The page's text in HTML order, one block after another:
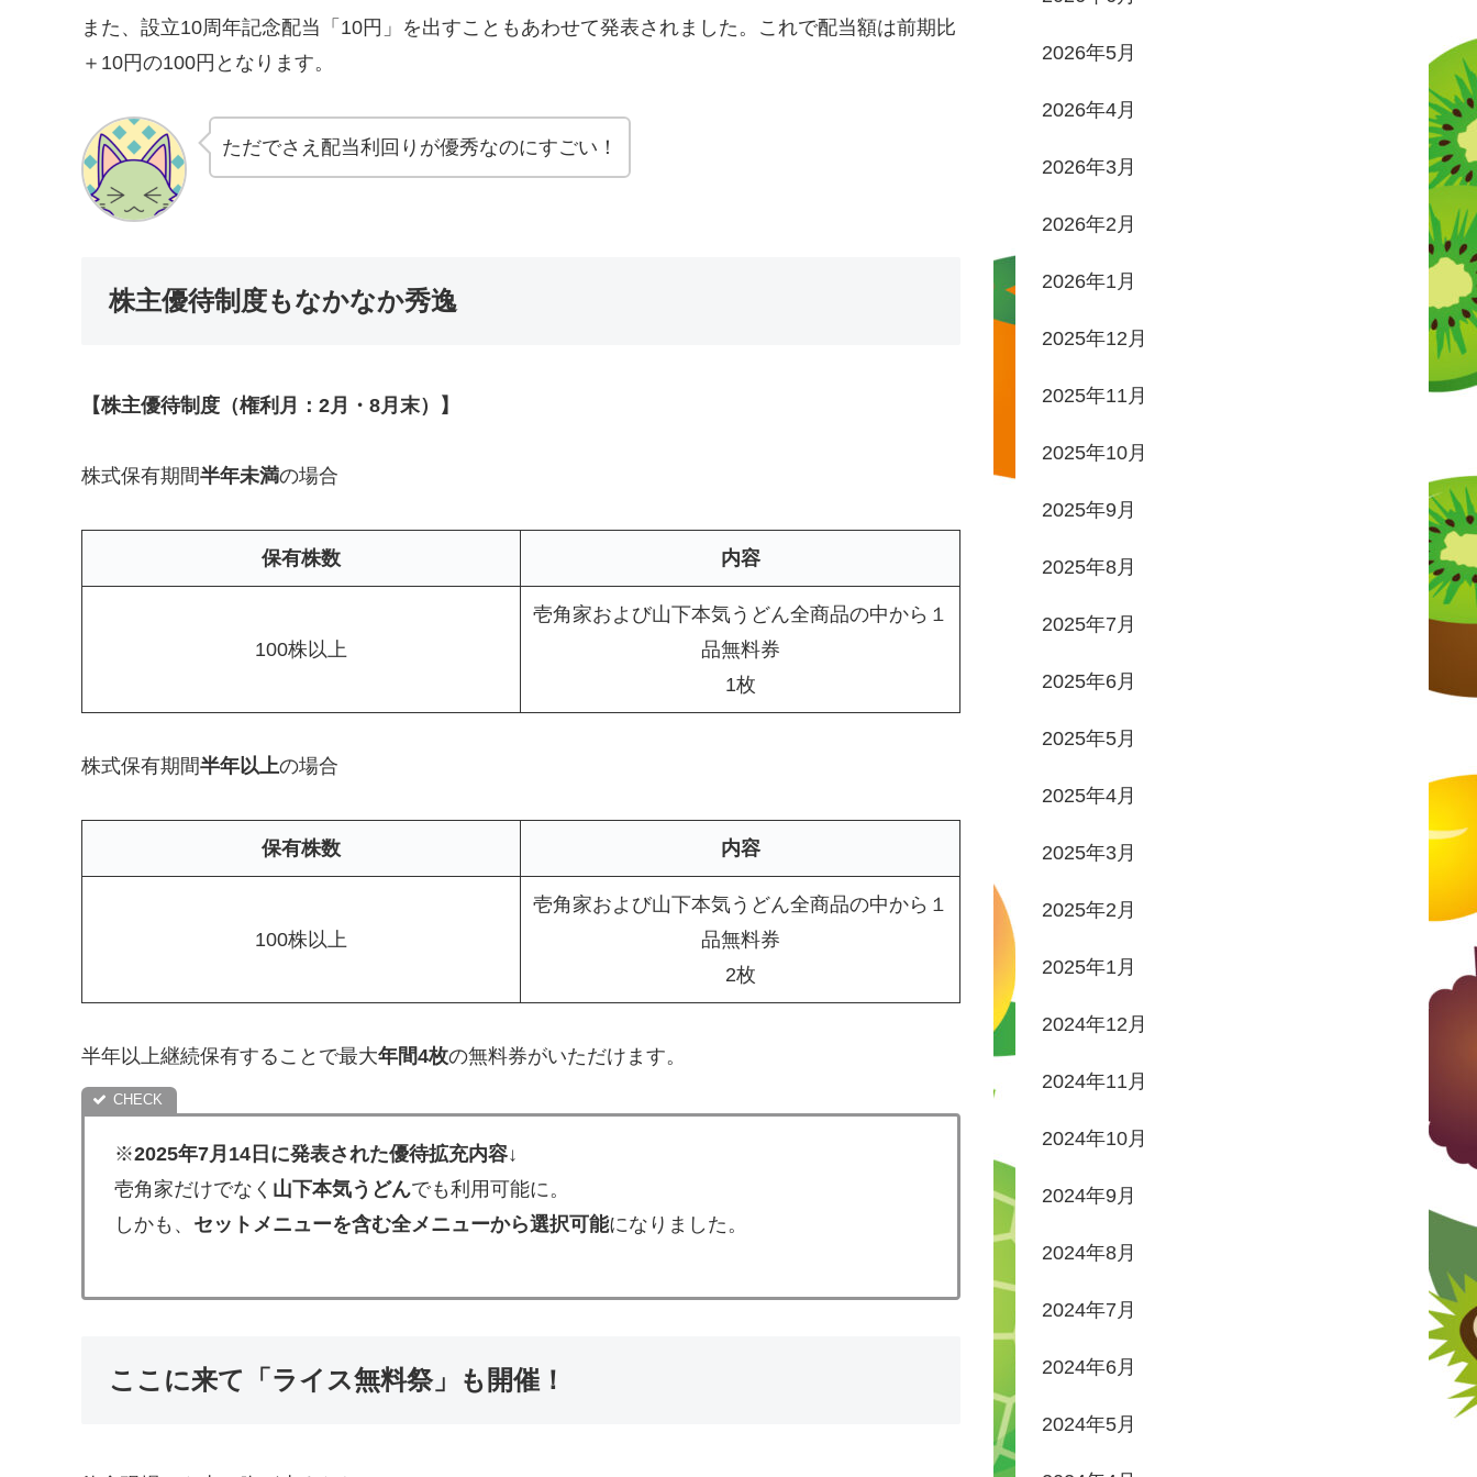
また、設立10周年記念配当「10円」を出すこともあわせて発表されました。これで配当額は前期比
＋10円の100円となります。
ただでさえ配当利回りが優秀なのにすごい！
株主優待制度もなかなか秀逸
【株主優待制度（権利月：2月・8月末）】
株式保有期間半年未満の場合
保有株数 内容
100株以上
壱角家および山下本気うどん全商品の中から１
品無料券
1枚
株式保有期間半年以上の場合
保有株数 内容
100株以上
壱角家および山下本気うどん全商品の中から１
品無料券
2枚
半年以上継続保有することで最大年間4枚の無料券がいただけます。
※2025年7月14日に発表された優待拡充内容↓
壱角家だけでなく 山下本気うどんでも利用可能に。
しかも、 セットメニューを含む全メニューから選択可能になりました。
ここに来て「ライス無料祭」も開催！
2026年5月
2026年4月
2026年3月
2026年2月
2026年1月
2025年12月
2025年11月
2025年10月
2025年9月
2025年8月
2025年7月
2025年6月
2025年5月
2025年4月
2025年3月
2025年2月
2025年1月
2024年12月
2024年11月
2024年10月
2024年9月
2024年8月
2024年7月
2024年6月
2024年5月